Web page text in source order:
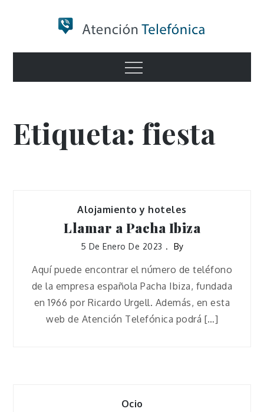
Numero de
Información
Menu
Etiqueta: fiesta
Alojamiento y hoteles
Llamar a Pacha Ibiza
5 De Enero De 2023 By
Aquí puede encontrar el número de teléfono
de la empresa española Pacha Ibiza, fundada
en 1966 por Ricardo Urgell. Además, en esta
web de Atención Telefónica podrá […]
Ocio